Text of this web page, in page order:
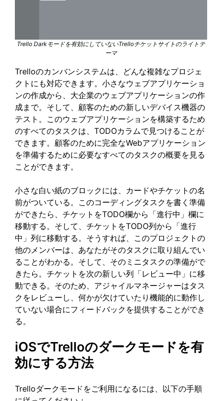
Trello Darkモードを有効にしていないTrelloチケットサイトのライトテ
ーマ
Trelloのカンバンシステムは、どんな複雑なプロジェ
クトにも対応できます。小さなウェブアプリケーショ
ンの作成から、大企業のウェブアプリケーションの作
成まで。そして、顧客のための新しいデバイス機器の
テスト。このウェブアプリケーションを構築するため
のすべてのタスクは、TODOカラムで見つけることが
できます。顧客のために完全なWebアプリケーション
を準備するために必要なすべてのタスクの概要を見る
ことができます。
小さな白い紙のブロックには、カードやチケットの名
前がついている。このコーディングタスクを書く準備
ができたら、チケットをTODO欄から「進行中」欄に
移動する。そして、チケットをTODO列から「進行
中」列に移動する。そうすれば、このプロジェクトの
他のメンバーは、あなたがそのタスクに取り組んでい
ることがわかる。そして、そのミニタスクの準備がで
きたら。チケットを次の新しい列「レビュー中」に移
動できる。そのため、アジャイルマネージャーはタス
クをレビューし、何かが欠けていたり機能的に動作し
ていない場合にフィードバックを提供することができ
る。
iOSでTrelloのダークモードを有
効にする方法
Trelloダークモードをご利用になるには、以下の手順